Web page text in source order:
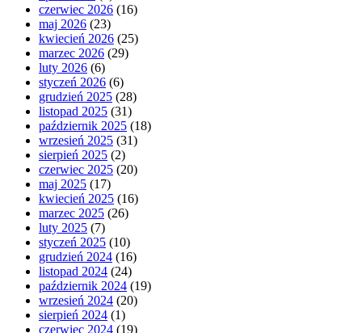
czerwiec 2026 (16)
maj 2026 (23)
kwiecień 2026 (25)
marzec 2026 (29)
luty 2026 (6)
styczeń 2026 (6)
grudzień 2025 (28)
listopad 2025 (31)
październik 2025 (18)
wrzesień 2025 (31)
sierpień 2025 (2)
czerwiec 2025 (20)
maj 2025 (17)
kwiecień 2025 (16)
marzec 2025 (26)
luty 2025 (7)
styczeń 2025 (10)
grudzień 2024 (16)
listopad 2024 (24)
październik 2024 (19)
wrzesień 2024 (20)
sierpień 2024 (1)
czerwiec 2024 (19)